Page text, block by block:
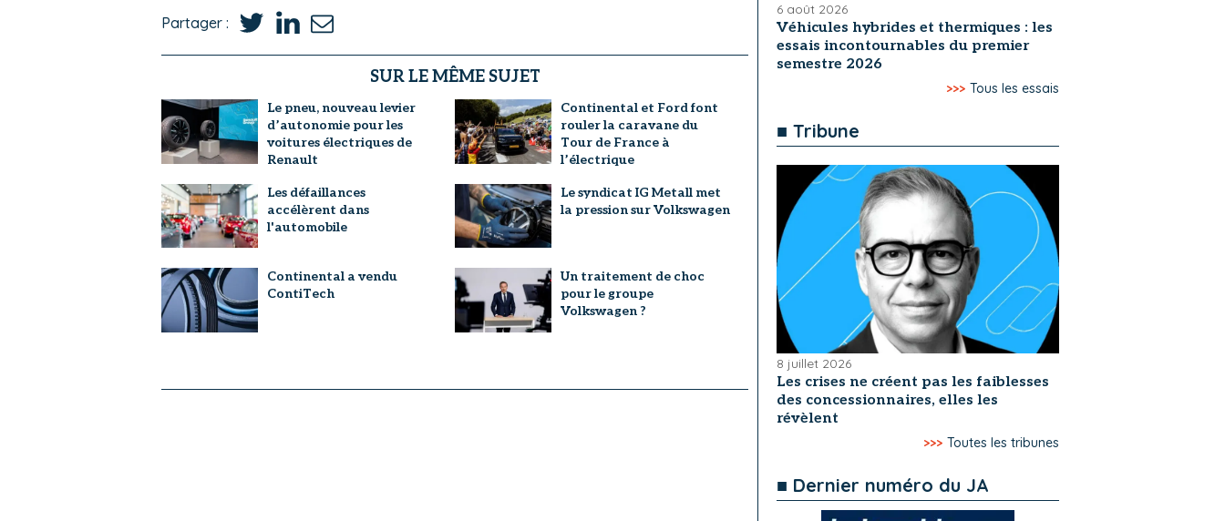
Partager :
SUR LE MÊME SUJET
Le pneu, nouveau levier
d’autonomie pour les
voitures électriques de
Renault
Continental et Ford font
rouler la caravane du
Tour de France à
l’électrique
Les défaillances
accélèrent dans
l'automobile
Le syndicat IG Metall met
la pression sur Volkswagen
Continental a vendu
ContiTech
Un traitement de choc
pour le groupe
Volkswagen ?
6 août 2026
Véhicules hybrides et thermiques : les
essais incontournables du premier
semestre 2026
>>> Tous les essais
■ Tribune
8 juillet 2026
Les crises ne créent pas les faiblesses
des concessionnaires, elles les
révèlent
>>> Toutes les tribunes
■ Dernier numéro du JA